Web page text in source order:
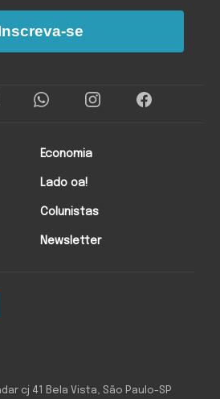
cj 41 Bela Vista, São Paulo-SP
Economia
Lado oa!
Colunistas
Newsletter
se